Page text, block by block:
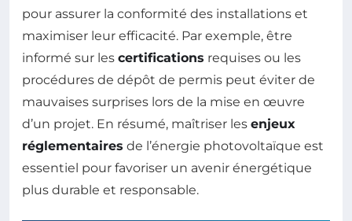
pour assurer la conformité des installations et
maximiser leur efficacité. Par exemple, être
informé sur les certifications requises ou les
procédures de dépôt de permis peut éviter de
mauvaises surprises lors de la mise en œuvre
d’un projet. En résumé, maîtriser les enjeux
réglementaires de l’énergie photovoltaïque est
essentiel pour favoriser un avenir énergétique
plus durable et responsable.